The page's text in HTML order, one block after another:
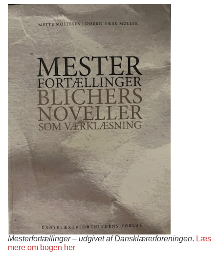
Mesterfortællinger – udgivet af Dansklærerforeningen. Læs
mere om bogen her